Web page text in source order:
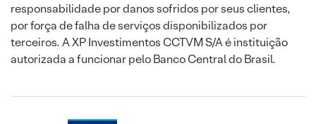
responsabilidade por danos sofridos por seus clientes,
por força de falha de serviços disponibilizados por
terceiros. A XP Investimentos CCTVM S/A é instituição
autorizada a funcionar pelo Banco Central do Brasil.